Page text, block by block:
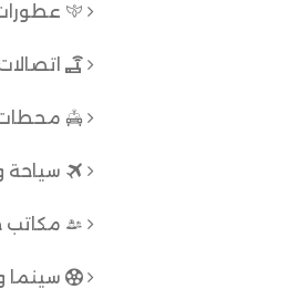
سياحة
مكاتب
سينما